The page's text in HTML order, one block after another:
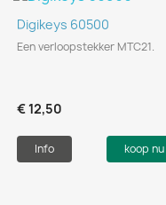
Digikeys 60500
Een verloopstekker MTC21.
€ 12,50
Info koop nu